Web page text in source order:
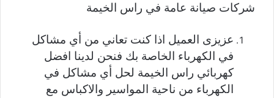
شركات صيانة عامة في راس الخيمة
عزيزى العميل اذا كنت تعاني من أي مشاكل
في الكهرباء الخاصة بك فنحن لدينا افضل
كهربائي راس الخيمة لحل أي مشاكل في
الكهرباء من ناحية المواسير والاكباس مع